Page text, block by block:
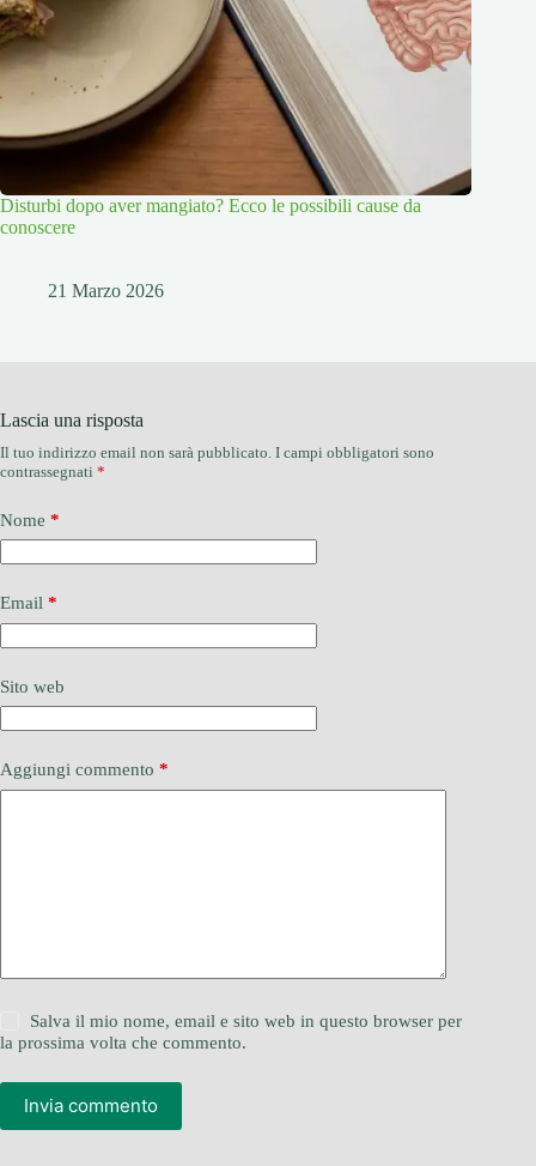
Disturbi dopo aver mangiato? Ecco le possibili cause da
conoscere
21 Marzo 2026
Lascia una risposta
Il tuo indirizzo email non sarà pubblicato. I campi obbligatori sono
contrassegnati *
Nome *
Email *
Sito web
Aggiungi commento *
Salva il mio nome, email e sito web in questo browser per
la prossima volta che commento.
Invia commento